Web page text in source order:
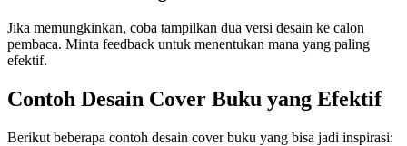
Jika memungkinkan, coba tampilkan dua versi desain ke calon
pembaca. Minta feedback untuk menentukan mana yang paling
efektif.
Contoh Desain Cover Buku yang Efektif
Berikut beberapa contoh desain cover buku yang bisa jadi inspirasi: